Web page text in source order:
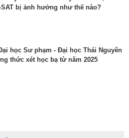
SAT bị ảnh hưởng như thế nào?
học Sư phạm - Đại học Thái Nguyên
thức xét học bạ từ năm 2025